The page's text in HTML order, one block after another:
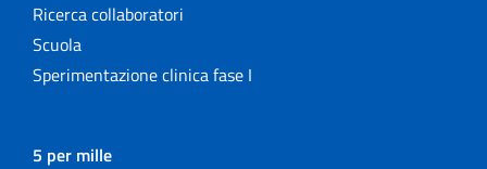
Ricerca collaboratori
Scuola
Sperimentazione clinica fase I
5 per mille